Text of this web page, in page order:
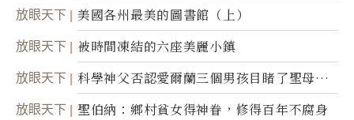
放眼天下 美國各州最美的圖書館（上）
放眼天下 被時間凍結的六座美麗小鎮
放眼天下
科學神父否認愛爾蘭三個男孩目睹了聖母顯
靈
放眼天下 聖伯納：鄉村貧女得神眷，修得百年不腐身